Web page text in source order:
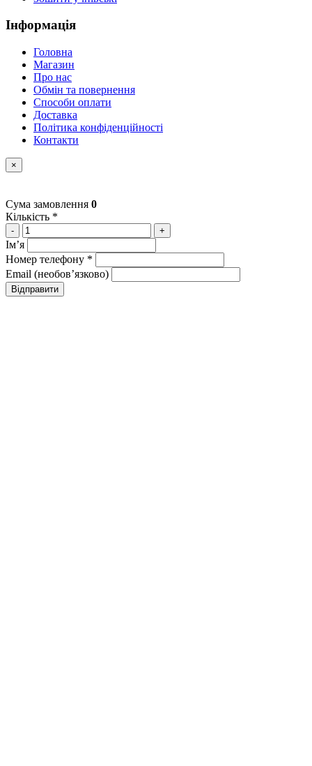
Інформація
Головна
Магазин
Про нас
Обмін та повернення
Способи оплати
Доставка
Політика конфіденційності
Контакти
×
Сума замовлення 0
Кількість *
- +
Імʼя
Номер телефону *
Email (необовʼязково)
Відправити